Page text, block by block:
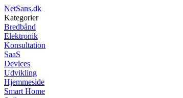
NetSans.dk
Kategorier
Bredbånd
Elektronik
Konsultation
SaaS
Devices
Udvikling
Hjemmeside
Smart Home